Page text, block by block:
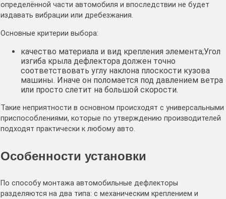
определённой части автомобиля и впоследствии не будет
издавать вибрации или дребезжания.
Основные критерии выбора:
качество материала и вид крепления элемента;Угол
изгиба крыла дефлектора должен точно
соответствовать углу наклона плоскости кузова
машины. Иначе он поломается под давлением ветра
или просто слетит на большой скорости.
Такие неприятности в основном происходят с универсальными
приспособлениями, которые по утверждению производителей
подходят практически к любому авто.
Особенности установки
По способу монтажа автомобильные дефлекторы
разделяются на два типа: с механическим креплением и